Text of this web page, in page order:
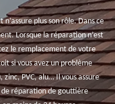
plus son rôle. Dans ce
Lorsque la réparation n’est
le remplacement de votre
si vous avez un problème
PVC, alu… Il vous assure
réparation de gouttière